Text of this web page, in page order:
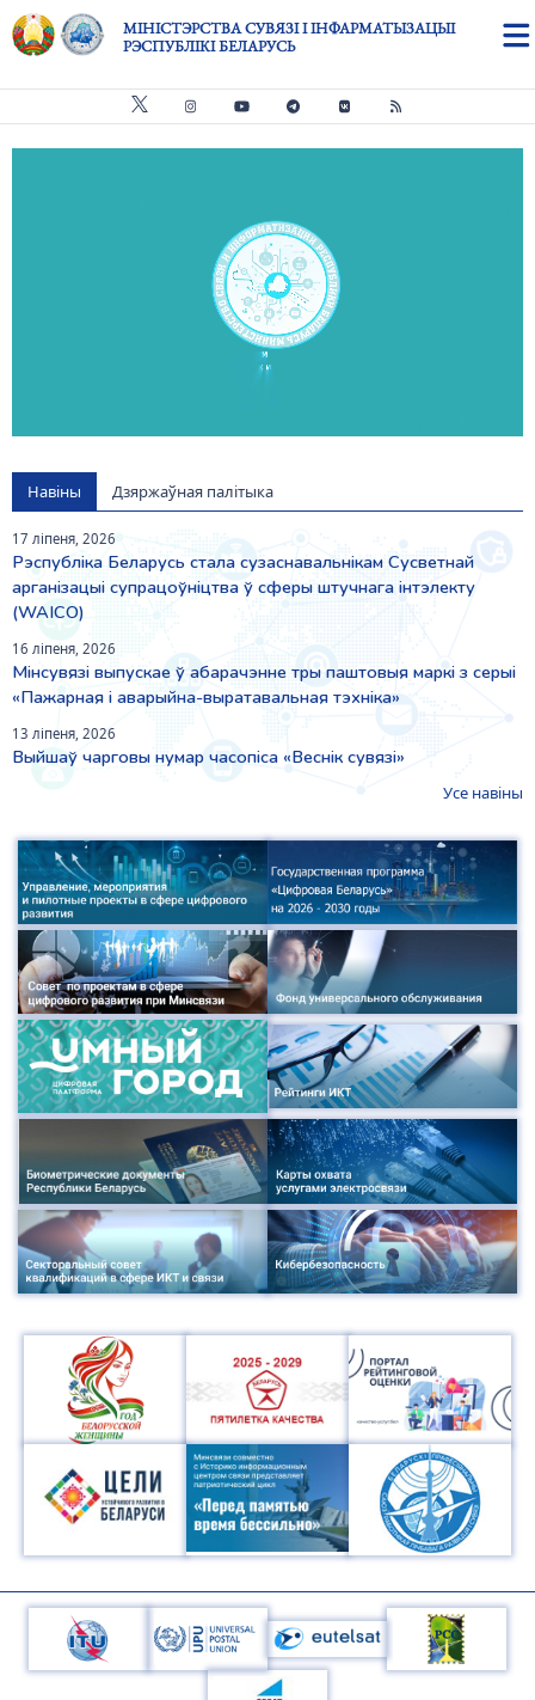
Skip to main content
МІНІСТЭРСТВА СУВЯЗІ І ІНФАРМАТЫЗАЦЫІ
РЭСПУБЛІКІ БЕЛАРУСЬ
Навіны Дзяржаўная палітыка
17 ліпеня, 2026
Рэспубліка Беларусь стала сузаснавальнікам Сусветнай
арганізацыі супрацоўніцтва ў сферы штучнага інтэлекту
(WAICO)
16 ліпеня, 2026
Мінсувязі выпускае ў абарачэнне тры паштовыя маркі з серыі
«Пажарная і аварыйна-выратавальная тэхніка»
13 ліпеня, 2026
Выйшаў чарговы нумар часопіса «Веснiк сувязi»
Усе навіны